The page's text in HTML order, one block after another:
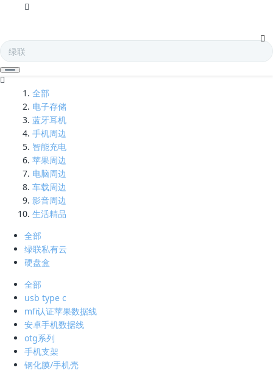
全部
电子存储
蓝牙耳机
手机周边
智能充电
苹果周边
电脑周边
车载周边
影音周边
生活精品
全部
绿联私有云
硬盘盒
全部
usb type c
mfi认证苹果数据线
安卓手机数据线
otg系列
手机支架
钢化膜/手机壳